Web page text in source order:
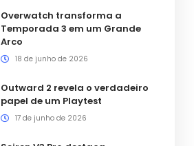
Overwatch transforma a
Temporada 3 em um Grande
Arco
18 de junho de 2026
Outward 2 revela o verdadeiro
papel de um Playtest
17 de junho de 2026